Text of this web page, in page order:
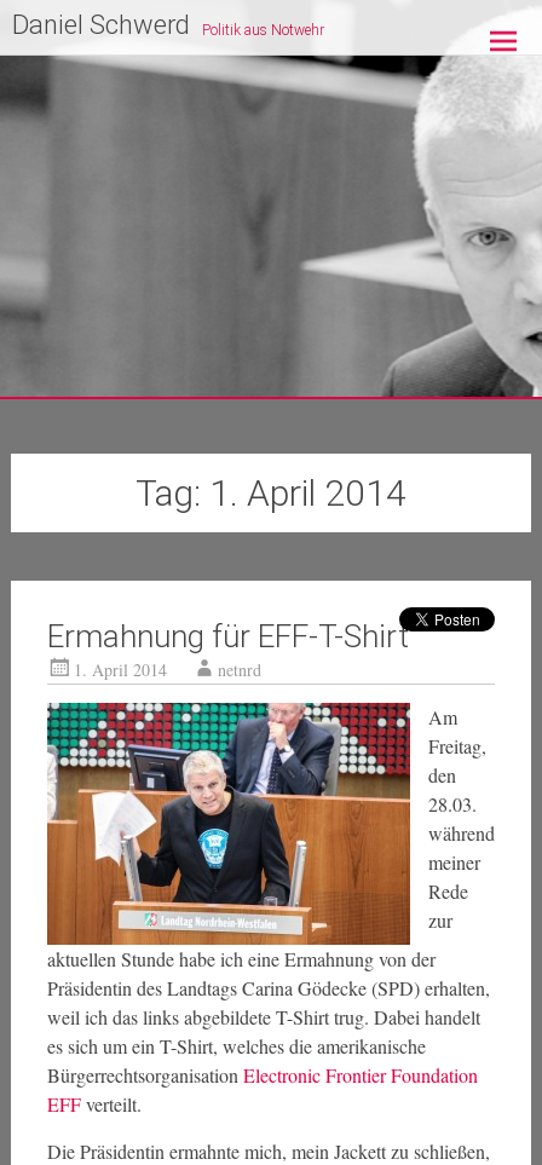
Zum
Inhalt
Daniel Schwerd Politik aus Notwehr
Tag: 1. April 2014
Ermahnung für EFF-T-Shirt
1. April 2014 netnrd
Am
Freitag,
den
28.03.
während
meiner
Rede
zur
aktuellen Stunde habe ich eine Ermahnung von der
Präsidentin des Landtags Carina Gödecke (SPD) erhalten,
weil ich das links abgebildete T-Shirt trug. Dabei handelt
es sich um ein T-Shirt, welches die amerikanische
Bürgerrechtsorganisation Electronic Frontier Foundation
EFFverteilt.
Die Präsidentin ermahnte mich, mein Jackett zu schließen,